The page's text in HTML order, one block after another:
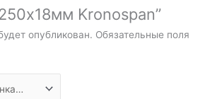
Kronospan”
опубликован. Обязательные поля